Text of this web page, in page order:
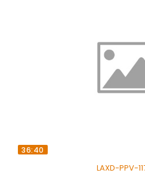
36:40
LAXD-PPV-